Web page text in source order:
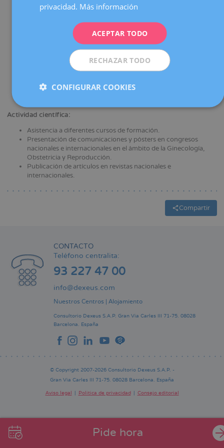
Graduada en Medicina. Universitat de Barcelona.
Universitaria de Enfermería Sant Joan de Déu.
Curso avanzado en medicina maternofetal. I+D fetal education
Ecocardiografía fetal básica. I+D fetal education Barcelona
Cribado y Diagnóstico Prenatal. I+D fetal education Barcelona.
Ecografía morfológica básica. I+D fetal education Barcelona.
Monitorización fetal basado en fisiopatología. Hospital de la
Santa Creu i Sant Pau.
Actividad científica:
Asistencia a diferentes cursos de formación.
Presentación de comunicaciones y pósters en congresos
nacionales e internacionales en el ámbito de la Ginecología,
Obstetricia y Reproducción.
Publicación de artículos en revistas nacionales e
internacionales.
Pide hora
Compartir
CONTACTO
Teléfono centralita:
93 227 47 00
info@dexeus.com
Nuestros Centros | Alojamiento
Consultorio Dexeus S.A.P. Gran Via Carles III 71-75. 08028
Barcelona. España
© Copyright 2007-2026 Consultorio Dexeus S.A.P. -
Gran Via Carles III 71-75. 08028 Barcelona. España
página
Aviso legal Política de privacidad Consejo editorial
privacidad. Más información
ACEPTAR TODO
RECHAZAR TODO
CONFIGURAR COOKIES